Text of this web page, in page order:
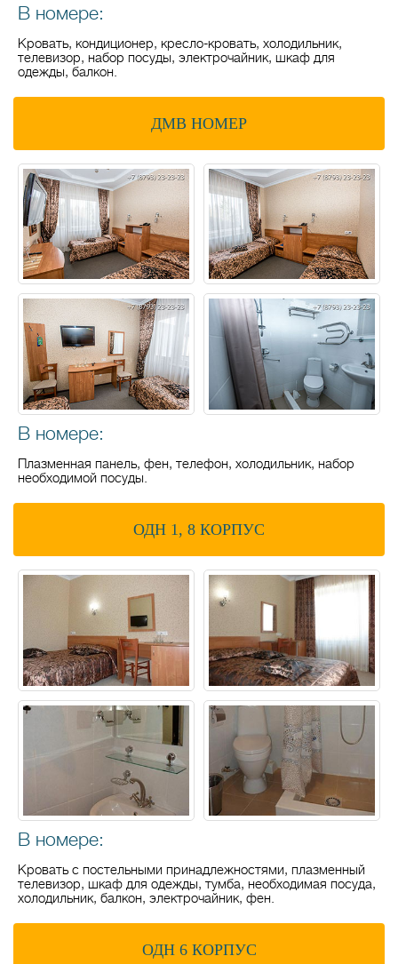
В номере:
Кровать, кондиционер, кресло-кровать, холодильник,
телевизор, набор посуды, электрочайник, шкаф для
одежды, балкон.
ДМВ НОМЕР
В номере:
Плазменная панель, фен, телефон, холодильник, набор
необходимой посуды.
ОДН 1, 8 КОРПУС
В номере:
Кровать с постельными принадлежностями, плазменный
телевизор, шкаф для одежды, тумба, необходимая посуда,
холодильник, балкон, электрочайник, фен.
ОДН 6 КОРПУС